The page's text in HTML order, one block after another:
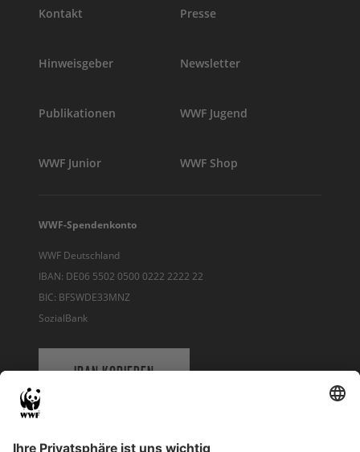
Kontakt Presse
Hinweisgeber Newsletter
Publikationen WWF Jugend
WWF Junior WWF Shop
WWF-Spendenkonto
WWF Deutschland
IBAN: DE06 5502 0500 0222 2222 22
BIC: BFSWDE33MNZ
SozialBank
IBAN KOPIEREN